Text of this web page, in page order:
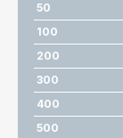
50
100
200
300
400
500